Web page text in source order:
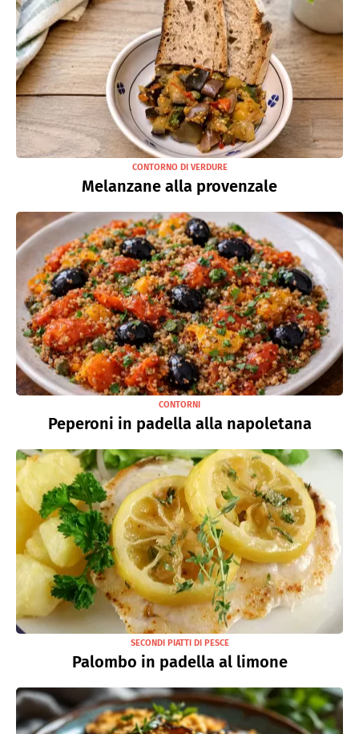
CONTORNO DI VERDURE
Melanzane alla provenzale
CONTORNI
Peperoni in padella alla napoletana
SECONDI PIATTI DI PESCE
Palombo in padella al limone